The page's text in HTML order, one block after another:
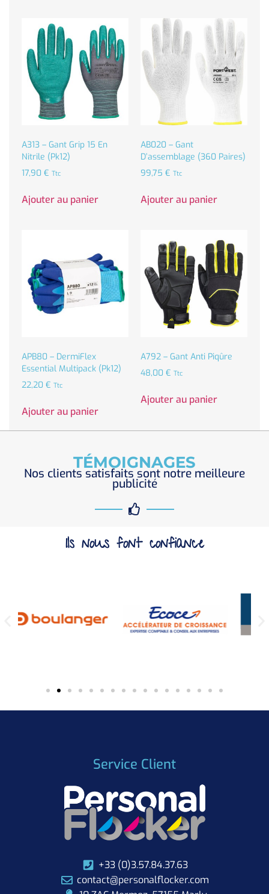
A313 – Gant Grip 15 En
Nitrile (Pk12)
17,90 € Ttc
Ajouter au panier
AB020 – Gant
D’assemblage (360 Paires)
99,75 € Ttc
Ajouter au panier
APB80 – DermiFlex
Essential Multipack (Pk12)
22,20 € Ttc
Ajouter au panier
A792 – Gant Anti Piqûre
48,00 € Ttc
Ajouter au panier
TÉMOIGNAGES
Nos clients satisfaits sont notre meilleure
publicité
Ils nous font confiance
Service Client
+33 (0)3.57.84.37.63
contact@personalflocker.com